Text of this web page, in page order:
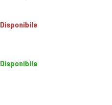
Disponibile
Disponibile